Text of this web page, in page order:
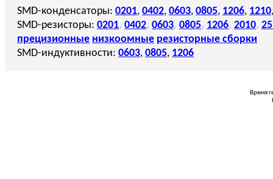
SMD-конденсаторы: 0201, 0402, 0603, 0805, 1206, 1210,
SMD-резисторы: 0201, 0402, 0603, 0805, 1206, 2010,
прецизионные низкоомные резисторные сборки
SMD-индуктивности: 0603, 0805, 1206
Время